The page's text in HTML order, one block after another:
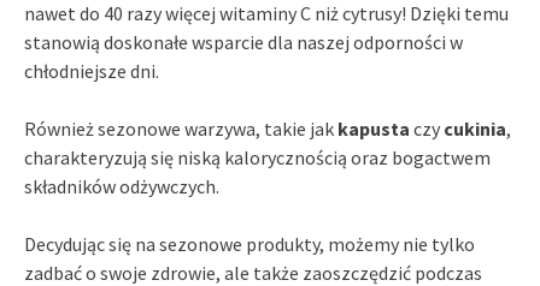
nawet do 40 razy więcej witaminy C niż cytrusy! Dzięki temu
stanowią doskonałe wsparcie dla naszej odporności w
chłodniejsze dni.
Również sezonowe warzywa, takie jak kapusta czy cukinia,
charakteryzują się niską kalorycznością oraz bogactwem
składników odżywczych.
Decydując się na sezonowe produkty, możemy nie tylko
zadbać o swoje zdrowie, ale także zaoszczędzić podczas